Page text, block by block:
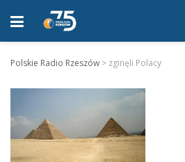
Polskie Radio Rzeszów > zginęli Polacy